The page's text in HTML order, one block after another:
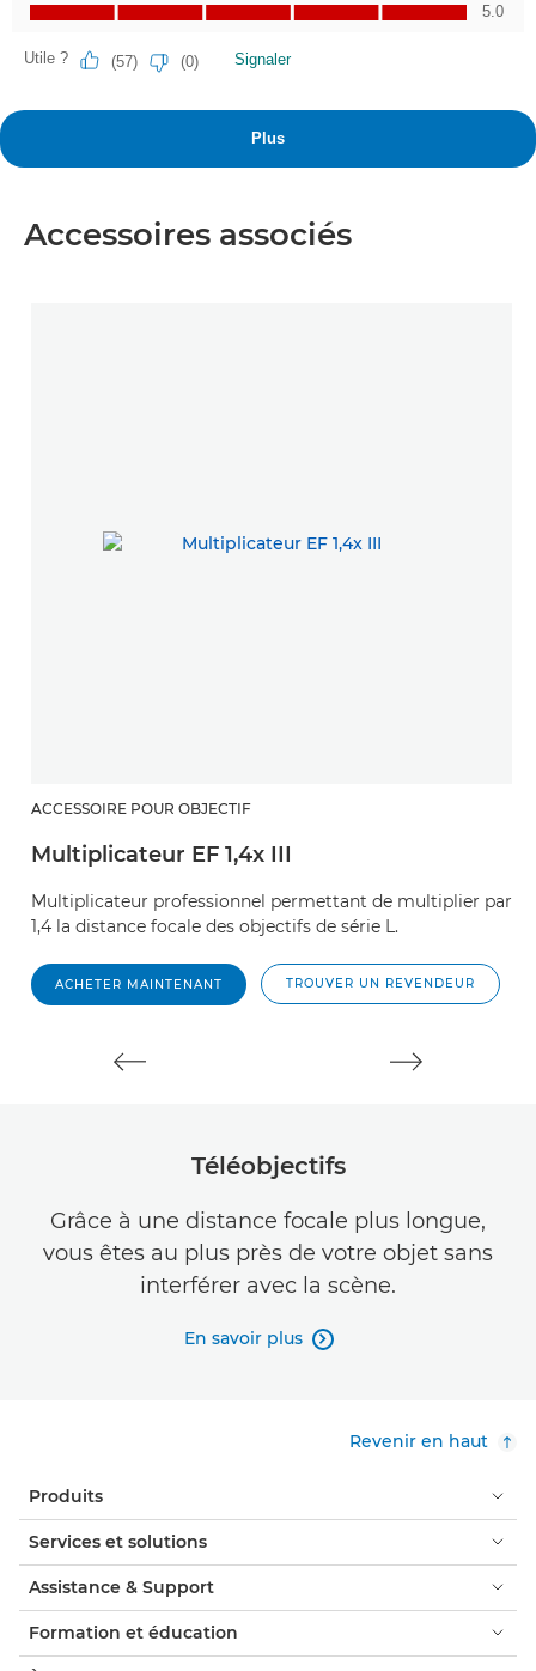
Accessoires associés
ACCESSOIRE POUR OBJECTIF
Multiplicateur EF 1,4x III
Multiplicateur professionnel permettant de multiplier par
1,4 la distance focale des objectifs de série L.
ACHETER MAINTENANT TROUVER UN REVENDEUR
Téléobjectifs
Grâce à une distance focale plus longue,
vous êtes au plus près de votre objet sans
interférer avec la scène.
En savoir plus 
Revenir en haut
Produits
Services et solutions
Assistance & Support
Formation et éducation